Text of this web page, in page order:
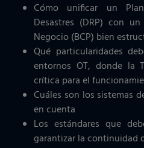
Cómo unificar un
Desastres (DRP) con
Negocio (BCP) bien
Qué particularidades
entornos OT, donde la
crítica para el
Cuáles son los sistemas
en cuenta
Los estándares que
garantizar la continuidad